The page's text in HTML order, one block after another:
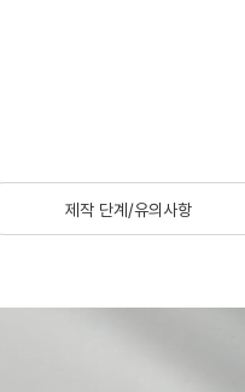
제작 단계/유의사항